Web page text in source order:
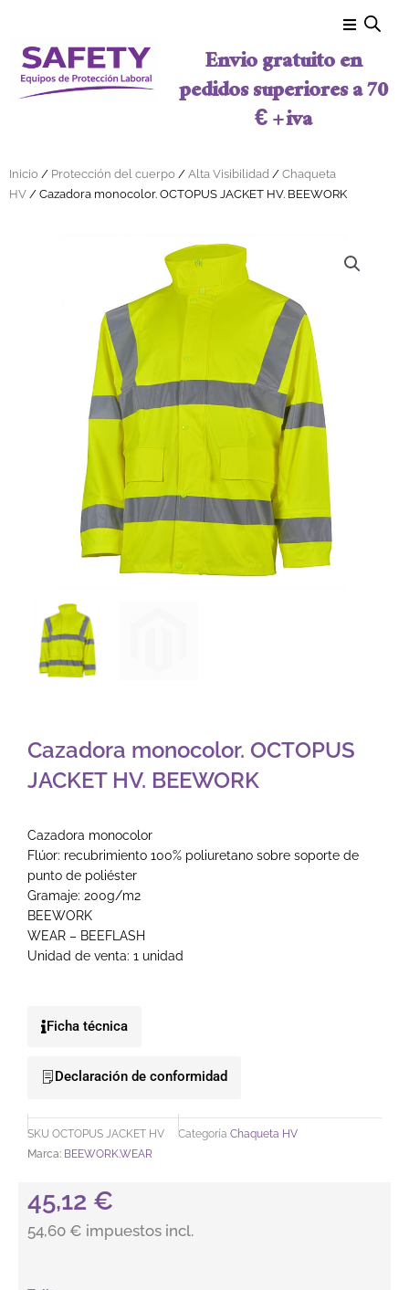
Envio gratuito en
pedidos superiores a 70
€ + iva
Inicio / Protección del cuerpo / Alta Visibilidad / Chaqueta
HV / Cazadora monocolor. OCTOPUS JACKET HV. BEEWORK
Cazadora monocolor. OCTOPUS
JACKET HV. BEEWORK
Cazadora monocolor
Flúor: recubrimiento 100% poliuretano sobre soporte de
punto de poliéster
Gramaje: 200g/m2
BEEWORK
WEAR – BEEFLASH
Unidad de venta: 1 unidad
Ficha técnica
Declaración de conformidad
SKU OCTOPUS JACKET HV Categoría Chaqueta HV
Marca: BEEWORK.WEAR
45,12 €
54,60 € impuestos incl.